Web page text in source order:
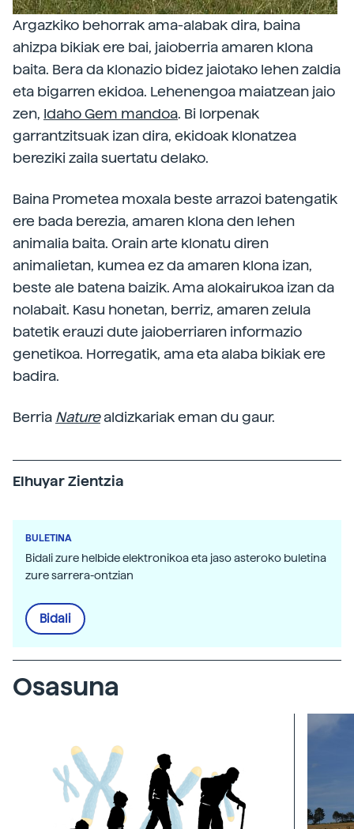
Argazkiko behorrak ama-alabak dira, baina
ahizpa bikiak ere bai, jaioberria amaren klona
baita. Bera da klonazio bidez jaiotako lehen zaldia
eta bigarren ekidoa. Lehenengoa maiatzean jaio
zen, Idaho Gem mandoa. Bi lorpenak
garrantzitsuak izan dira, ekidoak klonatzea
bereziki zaila suertatu delako.
Baina Prometea moxala beste arrazoi batengatik
ere bada berezia, amaren klona den lehen
animalia baita. Orain arte klonatu diren
animalietan, kumea ez da amaren klona izan,
beste ale batena baizik. Ama alokairukoa izan da
nolabait. Kasu honetan, berriz, amaren zelula
batetik erauzi dute jaioberriaren informazio
genetikoa. Horregatik, ama eta alaba bikiak ere
badira.
Berria Naturealdizkariak eman du gaur.
Elhuyar Zientzia
BULETINA
Bidali zure helbide elektronikoa eta jaso asteroko buletina
zure sarrera-ontzian
Bidali
Osasuna